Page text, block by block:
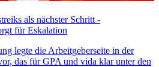
als nächster Schritt -
für Eskalation
legte die Arbeitgeberseite in der
das für GPA und vida klar unter den